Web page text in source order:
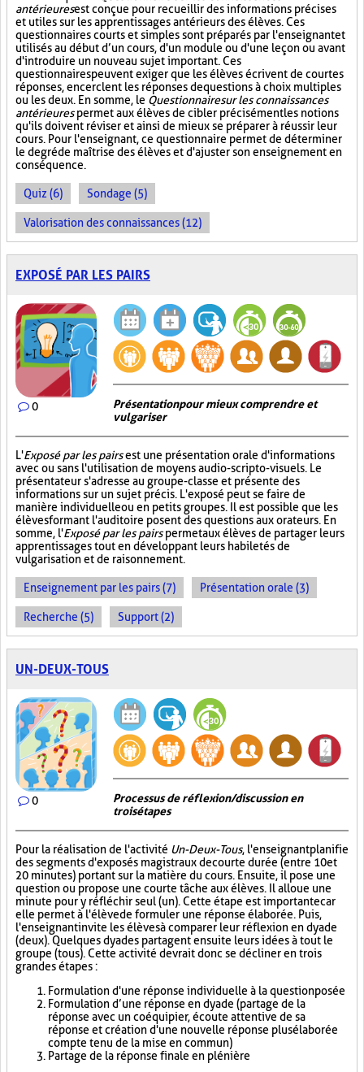
antérieuresest conçue pour recueillir des informations précises
et utiles sur les apprentissages antérieurs des élèves. Ces
questionnaires courts et simples sont préparés par l'enseignant et
utilisés au début d’un cours, d'un module ou d'une leçon ou avant
d'introduire un nouveau sujet important. Ces
questionnaires peuvent exiger que les élèves écrivent de courtes
réponses, encerclent les réponses de questions à choix multiples
ou les deux. En somme, le Questionnaire sur les connaissances
antérieurespermet aux élèves de cibler précisément les notions
qu'ils doivent réviser et ainsi de mieux se préparer à réussir leur
cours. Pour l'enseignant, ce questionnaire permet de déterminer
le degré de maîtrise des élèves et d'ajuster son enseignement en
conséquence.
Quiz (6) Sondage (5)
Valorisation des connaissances (12)
EXPOSÉ PAR LES PAIRS
0
Présentation pour mieux comprendre et
vulgariser
L'Exposé par les pairsest une présentation orale d'informations
avec ou sans l'utilisation de moyens audio-scripto-visuels. Le
présentateur s'adresse au groupe-classe et présente des
informations sur un sujet précis. L'exposé peut se faire de
manière individuelle ou en petits groupes. Il est possible que les
élèves formant l'auditoire posent des questions aux orateurs. En
somme, l'Exposé par les pairspermet aux élèves de partager leurs
apprentissages tout en développant leurs habiletés de
vulgarisation et de raisonnement.
Enseignement par les pairs (7) Présentation orale (3)
Recherche (5) Support (2)
UN-DEUX-TOUS
0
Processus de réflexion/discussion en
trois étapes
Pour la réalisation de l'activité Un-Deux-Tous, l'enseignant planifie
des segments d'exposés magistraux de courte durée (entre 10 et
20 minutes) portant sur la matière du cours. Ensuite, il pose une
question ou propose une courte tâche aux élèves. Il alloue une
minute pour y réfléchir seul (un). Cette étape est importante car
elle permet à l'élève de formuler une réponse élaborée. Puis,
l'enseignant invite les élèves à comparer leur réflexion en dyade
(deux). Quelques dyades partagent ensuite leurs idées à tout le
groupe (tous). Cette activité devrait donc se décliner en trois
grandes étapes :
Formulation d'une réponse individuelle à la question posée
Formulation d’une réponse en dyade (partage de la
réponse avec un coéquipier, écoute attentive de sa
réponse et création d'une nouvelle réponse plus élaborée
compte tenu de la mise en commun)
Partage de la réponse finale en plénière